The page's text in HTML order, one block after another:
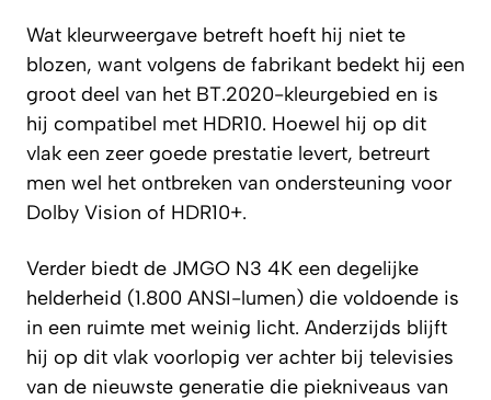
Wat kleurweergave betreft hoeft hij niet te
blozen, want volgens de fabrikant bedekt hij een
groot deel van het BT.2020-kleurgebied en is
hij compatibel met HDR10. Hoewel hij op dit
vlak een zeer goede prestatie levert, betreurt
men wel het ontbreken van ondersteuning voor
Dolby Vision of HDR10+.
Verder biedt de JMGO N3 4K een degelijke
helderheid (1.800 ANSI-lumen) die voldoende is
in een ruimte met weinig licht. Anderzijds blijft
hij op dit vlak voorlopig ver achter bij televisies
van de nieuwste generatie die piekniveaus van